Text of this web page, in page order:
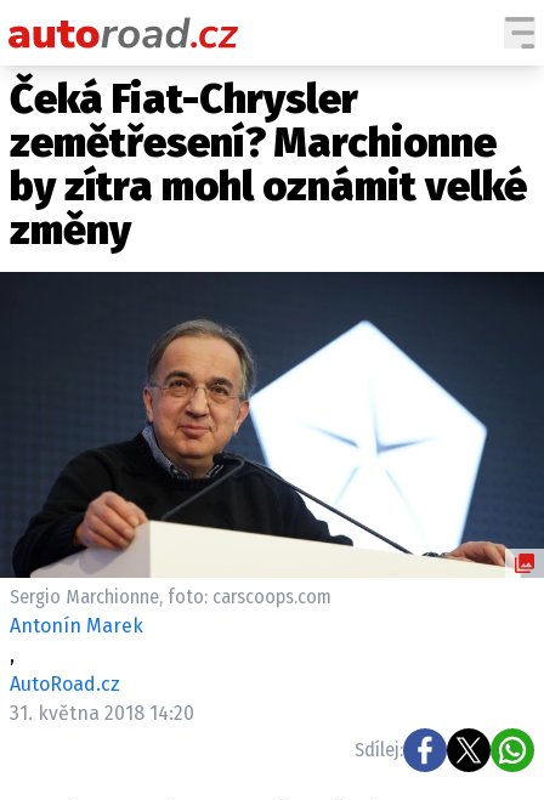
AUTA
TESTY AUT
NOVINKY
ZAJÍMAVOSTI
TECHNIKA
EKONOMIKA
ČESKÝ TRH
TUNING
Čeká Fiat-Chrysler
zemětřesení? Marchionne
by zítra mohl oznámit velké
změny
Sergio Marchionne, foto: carscoops.com
Antonín Marek
,
AutoRoad.cz
31. května 2018 14:20
Sdílej: